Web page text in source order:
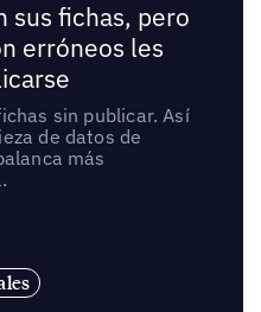
sus fichas, pero
erróneos les
sin publicar. Así
de datos de
más